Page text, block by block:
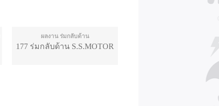
ผลงาน ร่มกลับด้าน
177 ร่มกลับด้าน S.S.MOTOR